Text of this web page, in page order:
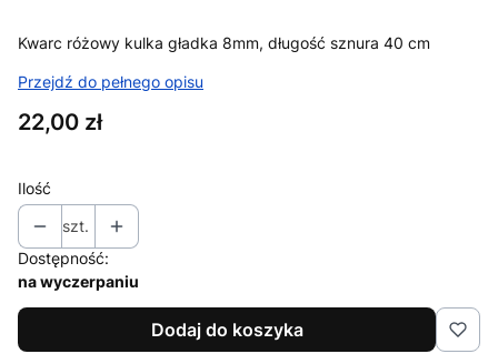
Kwarc różowy kulka gładka 8mm, długość sznura 40 cm
Przejdź do pełnego opisu
Cena
22,00 zł
Ilość
szt.
Dostępność:
na wyczerpaniu
Dodaj do koszyka